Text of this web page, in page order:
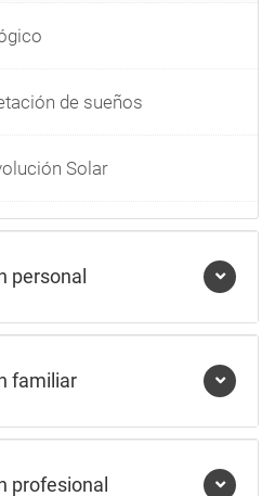
de sueños
Solar
personal
familiar
profesional